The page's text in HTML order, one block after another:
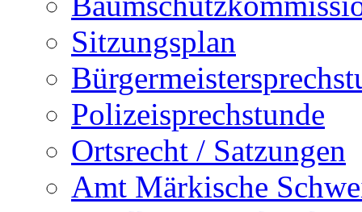
Sitzungsplan
Polizeisprechstunde
Ortsrecht / Satzungen
Amt Märkische